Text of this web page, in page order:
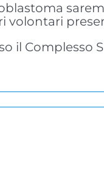
volontari
il